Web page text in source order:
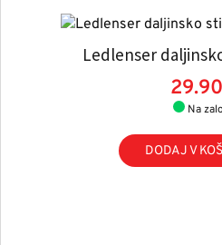
Ledlenser
Na
DODAJ V